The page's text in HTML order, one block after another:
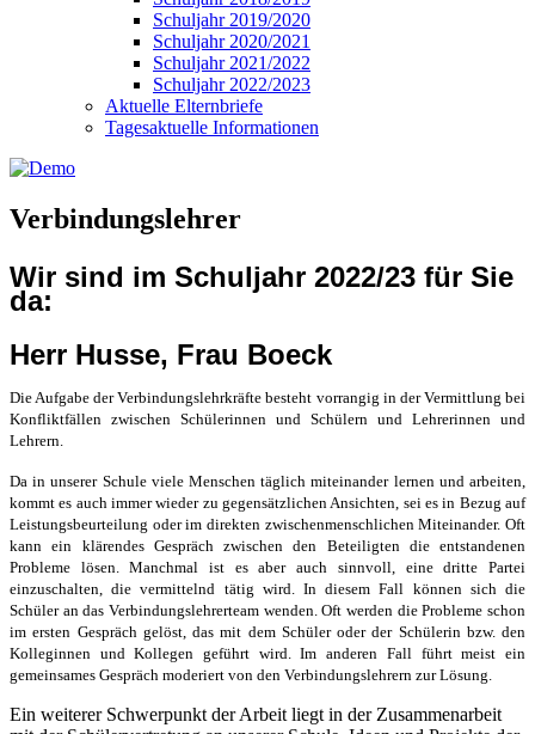
Schuljahr 2019/2020
Schuljahr 2020/2021
Schuljahr 2021/2022
Schuljahr 2022/2023
Aktuelle Elternbriefe
Tagesaktuelle Informationen
Verbindungslehrer
Wir sind im Schuljahr 2022/23 für Sie
da:
Herr Husse, Frau Boeck
Die Aufgabe der Verbindungslehrkräfte besteht vorrangig in der Vermittlung bei
Konfliktfällen zwischen Schülerinnen und Schülern und Lehrerinnen und
Lehrern.
Da in unserer Schule viele Menschen täglich miteinander lernen und arbeiten,
kommt es auch immer wieder zu gegensätzlichen Ansichten, sei es in Bezug auf
Leistungsbeurteilung oder im direkten zwischenmenschlichen Miteinander. Oft
kann ein klärendes Gespräch zwischen den Beteiligten die entstandenen
Probleme lösen. Manchmal ist es aber auch sinnvoll, eine dritte Partei
einzuschalten, die vermittelnd tätig wird. In diesem Fall können sich die
Schüler an das Verbindungslehrerteam wenden. Oft werden die Probleme schon
im ersten Gespräch gelöst, das mit dem Schüler oder der Schülerin bzw. den
Kolleginnen und Kollegen geführt wird. Im anderen Fall führt meist ein
gemeinsames Gespräch moderiert von den Verbindungslehrern zur Lösung.
Ein weiterer Schwerpunkt der Arbeit liegt in der Zusammenarbeit